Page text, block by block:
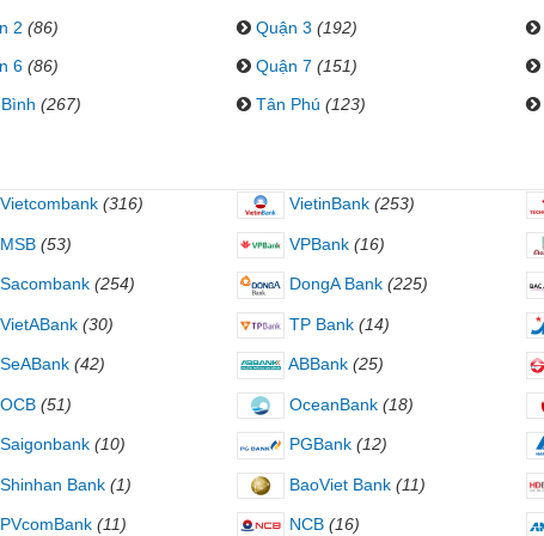
2 (86) Quận 3 (192)
6 (86) Quận 7 (151)
(267) Tân Phú (123)
Vietcombank (316) VietinBank (253)
MSB (53) VPBank (16)
Sacombank (254) DongA Bank (225)
VietABank (30) TP Bank (14)
SeABank (42) ABBank (25)
OCB (51) OceanBank (18)
Saigonbank (10) PGBank (12)
Shinhan Bank (1) BaoViet Bank (11)
PVcomBank (11) NCB (16)